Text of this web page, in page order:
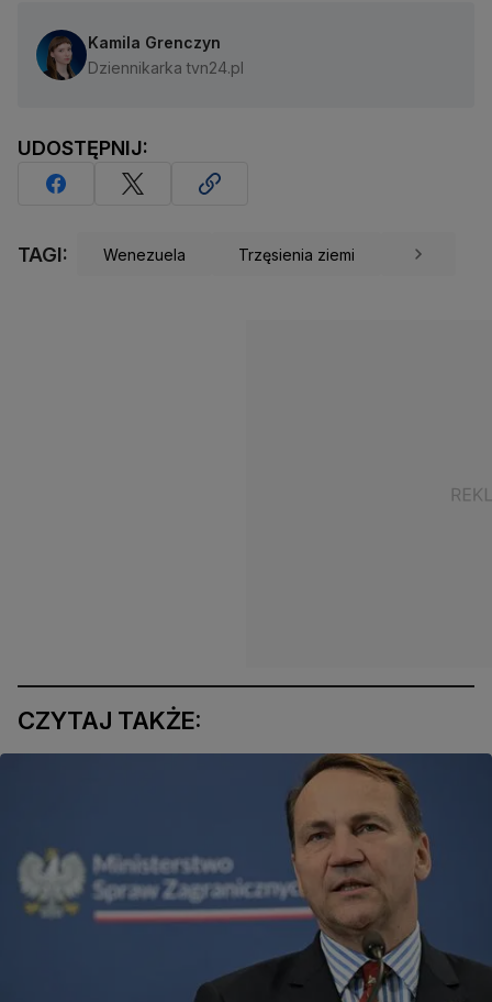
Kamila Grenczyn
Dziennikarka tvn24.pl
UDOSTĘPNIJ:
TAGI: Wenezuela Trzęsienia ziemi
CZYTAJ TAKŻE: